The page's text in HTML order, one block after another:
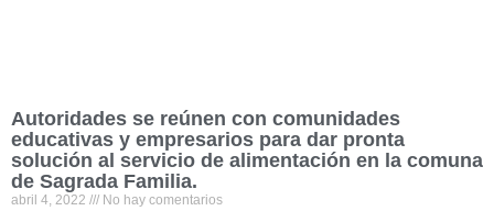
Autoridades se reúnen con comunidades
educativas y empresarios para dar pronta
solución al servicio de alimentación en la comuna
de Sagrada Familia.
abril 4, 2022 No hay comentarios